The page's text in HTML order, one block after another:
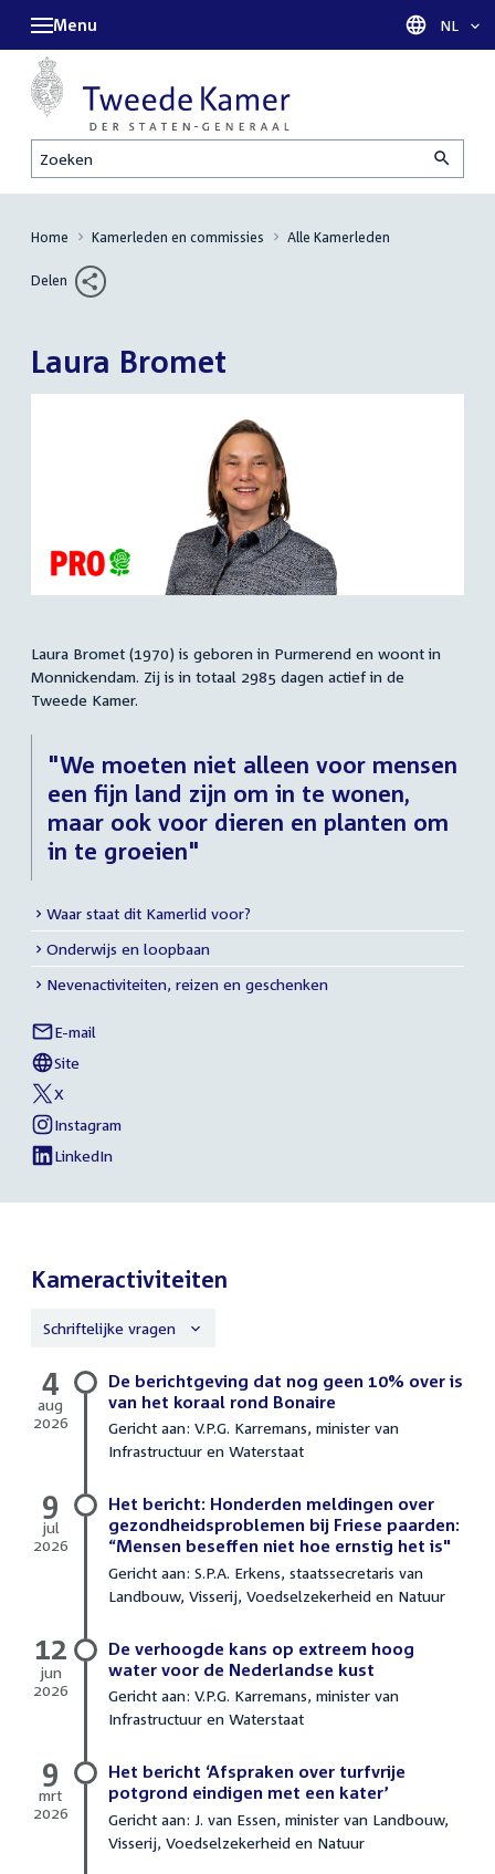
Zoeken
Menu Taal
NL
Home Kamerleden en commissies Alle Kamerleden
Delen
Laura Bromet
Samenvatting
Laura Bromet (1970) is geboren in Purmerend en woont in
Monnickendam. Zij is in totaal 2985 dagen actief in de
Tweede Kamer.
"We moeten niet alleen voor mensen
een fijn land zijn om in te wonen,
maar ook voor dieren en planten om
in te groeien"
Meer
info
Waar staat dit Kamerlid voor?
Onderwijs en loopbaan
Nevenactiviteiten, reizen en geschenken
Links
naar
sociale
media
E-mail
Laura
Bromet
External
link:
Site
van
Laura
Bromet
External
link:
X
van
Laura
Bromet
External
link:
Instagram
van
Laura
Bromet
External
LinkedIn
van
Bromet
Kameractiviteiten
Schriftelijke vragen
Schriftelijke
vragen
De berichtgeving dat nog geen 10% over is
van het koraal rond Bonaire
Gericht aan: V.P.G. Karremans, minister van
Infrastructuur en Waterstaat
4
aug
2026
augustus
Het bericht: Honderden meldingen over
gezondheidsproblemen bij Friese paarden:
“Mensen beseffen niet hoe ernstig het is"
Gericht aan: S.P.A. Erkens, staatssecretaris van
Landbouw, Visserij, Voedselzekerheid en Natuur
9
jul
2026
De verhoogde kans op extreem hoog
water voor de Nederlandse kust
Gericht aan: V.P.G. Karremans, minister van
Infrastructuur en Waterstaat
12
jun
2026
Het bericht ‘Afspraken over turfvrije
potgrond eindigen met een kater’
Gericht aan: J. van Essen, minister van Landbouw,
Visserij, Voedselzekerheid en Natuur
9
mrt
2026